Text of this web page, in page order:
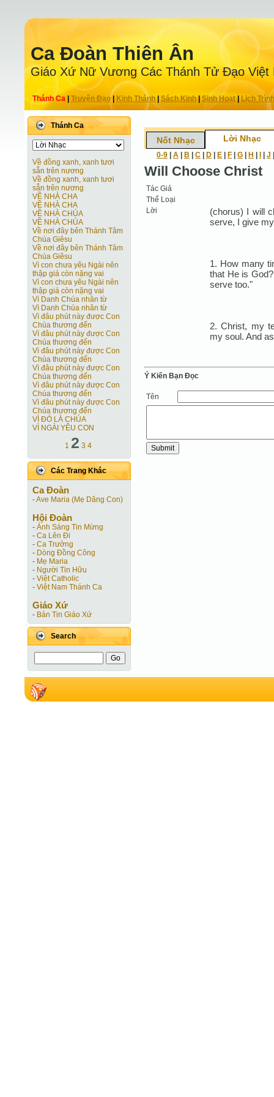
Ca Ðoàn Thiên Ân
Giáo Xứ Nữ Vương Các Thánh Tử Ðạo Việt
Thánh Ca Truyện Ðạo| Kinh Thánh Sách Kinh|Sinh Hoạt| Lịch Trình
Thánh Ca
Về đồng xanh, xanh tươi
sẵn trên nương
Về đồng xanh, xanh tươi
sẵn trên nương
VỀ NHÀ CHA
VỀ NHÀ CHA
VỀ NHÀ CHÚA
VỀ NHÀ CHÚA
Về nơi đây bên Thánh Tâm
Chúa Giêsu
Về nơi đây bên Thánh Tâm
Chúa Giêsu
Vì con chưa yêu Ngài nên
thập giá còn nặng vai
Vì con chưa yêu Ngài nên
thập giá còn nặng vai
Vì Danh Chúa nhân từ
Vì Danh Chúa nhân từ
Vì đâu phút này được Con
Chúa thương đến
Vì đâu phút này được Con
Chúa thương đến
Vì đâu phút này được Con
Chúa thương đến
Vì đâu phút này được Con
Chúa thương đến
Vì đâu phút này được Con
Chúa thương đến
Vì đâu phút này được Con
Chúa thương đến
VÌ ĐÓ LÀ CHÚA
VÌ NGÀI YÊU CON
1 2 3 4
Các Trang Khác
Ca Ðoàn
-Ave Maria (Mẹ Dâng Con)
Hội Ðoàn
- Ánh Sáng Tin Mừng
- Ca Lên Đi
- Ca Trưởng
- Dòng Đồng Công
- Mẹ Maria
- Người Tin Hữu
- Việt Catholic
- Việt Nam Thánh Ca
Giáo Xứ
- Bản Tin Giáo Xứ
Search
Nốt Nhạc Lời Nhạc
0-9 A B C D E F G H J
Will Choose Christ
Tác Giả
Thể Loại
Lời
(chorus) I will
serve, I give
1. How many
that He is
serve too."
2. Christ, my
my soul. And
Ý Kiến Bạn Ðọc
Tên